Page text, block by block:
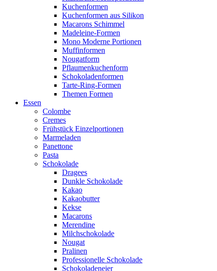
Kuchenformen
Kuchenformen aus Silikon
Macarons Schimmel
Madeleine-Formen
Mono Moderne Portionen
Muffinformen
Nougatform
Pflaumenkuchenform
Schokoladenformen
Tarte-Ring-Formen
Themen Formen
Essen
Colombe
Cremes
Frühstück Einzelportionen
Marmeladen
Panettone
Pasta
Schokolade
Dragees
Dunkle Schokolade
Kakao
Kakaobutter
Kekse
Macarons
Merendine
Milchschokolade
Nougat
Pralinen
Professionelle Schokolade
Schokoladeneier